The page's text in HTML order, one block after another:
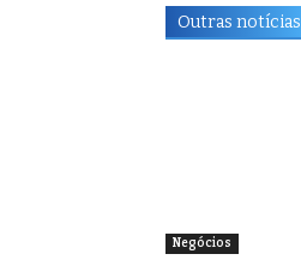
Outras notícias
Negócios